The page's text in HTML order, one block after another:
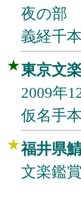
夜の部
義経千
★東京文
2009年
仮名手
★福井県
文楽鑑